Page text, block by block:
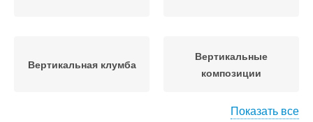
Вертикальная клумба
Вертикальные
композиции
Показать все